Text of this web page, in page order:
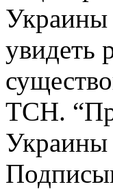
Украины
увидеть
ТСН.
Украины